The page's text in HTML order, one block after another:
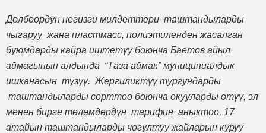
Долбоордун негизги милдеттери таштандыларды
чыгаруу жана пластмасс, полиэтиленден жасалган
буюмдарды кайра иштетүу боюнча Баетов айыл
аймагынын алдында “Таза аймак” муниципиалдык
ишканасын түзүү. Жергиликтүү тургундарды
таштандыларды сорттоо боюнча окууларды өтүү, эл
менен бирге төлөмдөрдүн тарифин аныктоо, 17
атайын таштандыларды чогултуу жайларын куруу